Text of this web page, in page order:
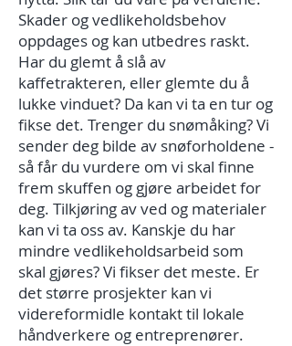
Skader og vedlikeholdsbehov
oppdages og kan utbedres raskt.
Har du glemt å slå av
kaffetrakteren, eller glemte du å
lukke vinduet? Da kan vi ta en tur og
fikse det. Trenger du snømåking? Vi
sender deg bilde av snøforholdene -
så får du vurdere om vi skal finne
frem skuffen og gjøre arbeidet for
deg. Tilkjøring av ved og materialer
kan vi ta oss av. Kanskje du har
mindre vedlikeholdsarbeid som
skal gjøres? Vi fikser det meste. Er
det større prosjekter kan vi
videreformidle kontakt til lokale
håndverkere og entreprenører.